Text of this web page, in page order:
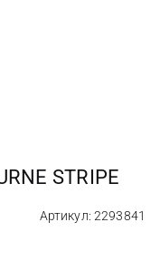
STRIPE
Артикул: 2293841